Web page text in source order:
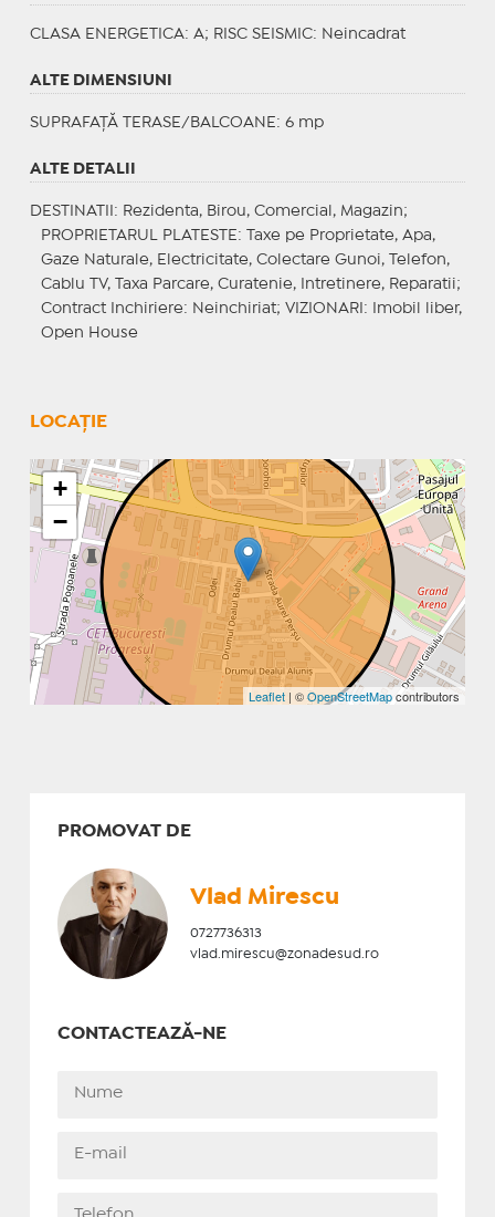
CLASA ENERGETICA: A; RISC SEISMIC: Neincadrat
ALTE DIMENSIUNI
SUPRAFAȚĂ TERASE/BALCOANE: 6 mp
ALTE DETALII
DESTINATII : Rezidenta, Birou, Comercial, Magazin;
PROPRIETARUL PLATESTE : Taxe pe Proprietate, Apa,
Gaze Naturale, Electricitate, Colectare Gunoi, Telefon,
Cablu TV, Taxa Parcare, Curatenie, Intretinere, Reparatii;
Contract Inchiriere: Neinchiriat; VIZIONARI : Imobil liber,
Open House
LOCAȚIE
+
−
Leaflet | ©OpenStreetMapcontributors
PROMOVAT DE
Vlad Mirescu
0727736313
vlad.mirescu@zonadesud.ro
CONTACTEAZĂ-NE